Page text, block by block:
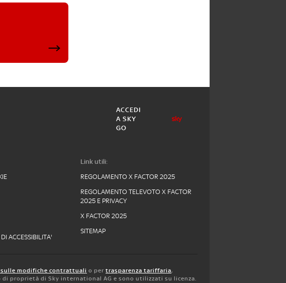
ACCEDI
A SKY
GO
ACCESSIBILITA'
Link utili:
REGOLAMENTO X FACTOR 2025
REGOLAMENTO TELEVOTO X FACTOR
2025 E PRIVACY
X FACTOR 2025
SITEMAP
modifiche contrattuali o per trasparenza tariffaria,
proprietà di Sky international AG e sono utilizzati su licenza.